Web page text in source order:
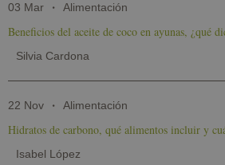
03 Mar Alimentación
Beneficios del aceite de coco en ayunas, ¿qué
Silvia Cardona
22 Nov Alimentación
Hidratos de carbono, qué alimentos incluir y
Isabel López